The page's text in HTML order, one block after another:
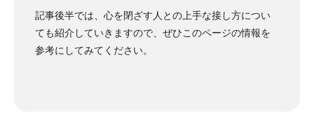
記事後半では、心を閉ざす人との上手な接し方につい
ても紹介していきますので、ぜひこのページの情報を
参考にしてみてください。